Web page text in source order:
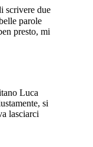
scrivere due
parole
presto, mi
Luca
si
lasciarci